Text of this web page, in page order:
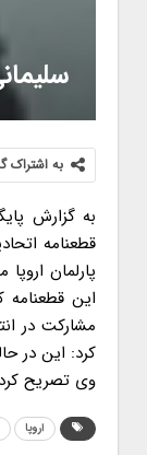
به اشتراک
به گزارش
قطعنامه
پارلمان
این قطعنامه
کرد: این در
وی تصریح کرد: به نظرم راهپیمایی
اروپا